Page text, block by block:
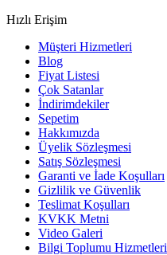
Hızlı Erişim
Müşteri Hizmetleri
Blog
Fiyat Listesi
Çok Satanlar
İndirimdekiler
Sepetim
Hakkımızda
Üyelik Sözleşmesi
Satış Sözleşmesi
Garanti ve İade Koşulları
Gizlilik ve Güvenlik
Teslimat Koşulları
KVKK Metni
Video Galeri
Bilgi Toplumu Hizmetleri